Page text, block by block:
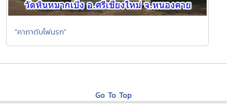
"คาถาดับไฟนรก"
Go To Top